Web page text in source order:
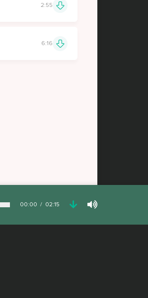
2:55
6:16
00:00 02:15